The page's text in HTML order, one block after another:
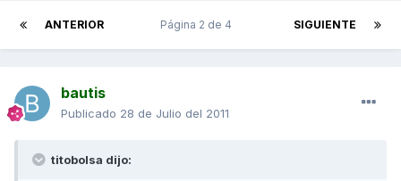
ANTERIOR SIGUIENTE
Página 2 de 4
bautis
Publicado 28 de Julio del 2011
titobolsa dijo: